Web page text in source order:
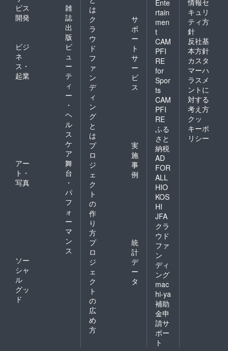
ビス
開発
雑
誌
出
版
ビジ
ネ
ス・
起業
ビ
ュ
ー
テ
ィ
ー
・
ヘ
ル
ス
ケ
ア
アー
ト・
写真
舞
台
・
パ
フ
ォ
ー
マ
ン
ス
ソー
シャ
ル
グッ
ド
は
ク
ラ
ウ
ド
フ
ァ
ン
デ
ィ
ン
グ
と
は
サ
ポ
ー
ト
サ
ー
ビ
ス
プ
ロ
ジ
ェ
ク
ト
の
作
り
方
実
施
事
例
プ
ロ
ジ
ェ
ク
ト
の
広
め
方
統
計
デ
ー
タ
Ente
rtain
men
t
CAM
PFI
RE
for
Spor
ts
CAM
PFI
RE
ふる
さと
納税
AD
FOR
ALL
HIO
KOS
HI
JFA
クラ
ウド
ファ
ン
ディ
ング
mac
hi-ya
補助
金申
請サ
ポー
ト
情報セ
キュリ
ティ方
針
反社基
本方針
カスタ
マーハ
ラスメ
ントに
対する
考え方
クッ
キーポ
リシー